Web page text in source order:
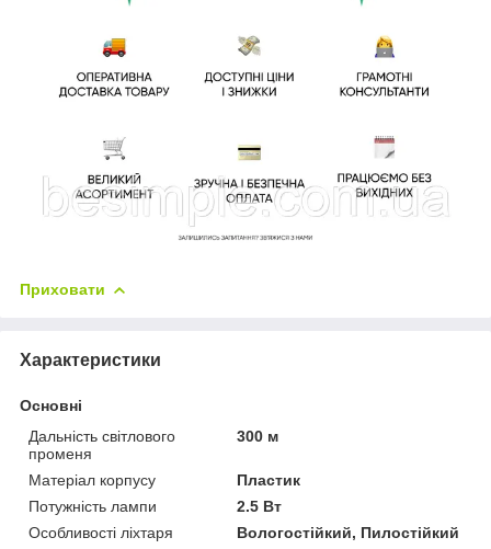
Приховати
Характеристики
Основні
Дальність світлового
променя
300 м
Матеріал корпусу
Пластик
Потужність лампи
2.5 Вт
Особливості ліхтаря
Вологостійкий, Пилостійкий